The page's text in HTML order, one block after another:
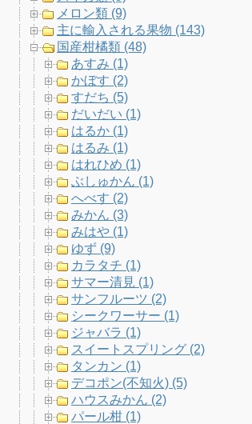
メロン類 (9)
主に輸入される果物 (143)
国産柑橘類 (48)
あすみ (1)
かぼす (2)
すだち (5)
だいだい (1)
はるか (1)
はるみ (1)
はれひめ (1)
ぶしゅかん (1)
へべす (2)
みかん (3)
みはや (1)
ゆず (9)
カラタチ (1)
サマー清見 (1)
サンフルーツ (2)
シークワーサー (1)
ジャバラ (1)
スイートスプリング (2)
タンカン (1)
デコポン(不知火) (5)
ハウスみかん (2)
パール柑 (1)